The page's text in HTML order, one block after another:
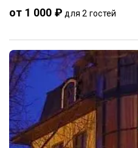
от 1 000 ₽ для 2 гостей